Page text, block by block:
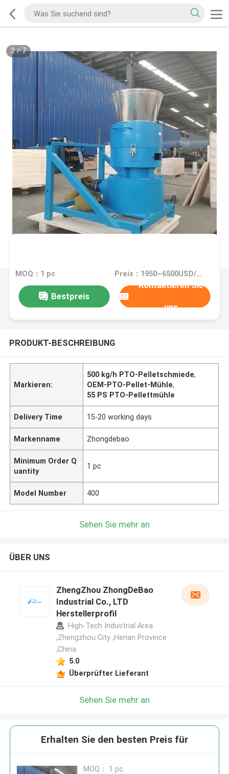
2/7
MOQ：1 pc Preis：1950~6500USD/PC
Bestpreis
Kontaktieren Sie
uns
PRODUKT-BESCHREIBUNG
Markieren:
500 kg/h PTO-Pelletschmiede,
OEM-PTO-Pellet-Mühle,
55 PS PTO-Pellettmühle
Delivery Time 15-20 working days
Markenname Zhongdebao
Minimum Order Q
uantity
1 pc
Model Number 400
Sehen Sie mehr an
ÜBER UNS
ZhengZhou ZhongDeBao
Industrial Co., LTD
Herstellerprofil
High-Tech Industrial Area
,Zhengzhou City ,Henan Province
,China
5.0
Überprüfter Lieferant
Sehen Sie mehr an
Erhalten Sie den besten Preis für
MOQ： 1 pc